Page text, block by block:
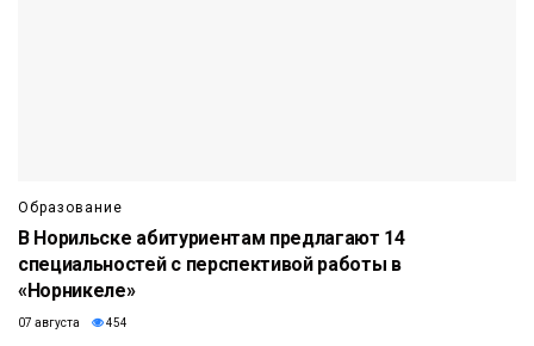
Образование
В Норильске абитуриентам предлагают 14
специальностей с перспективой работы в
«Норникеле»
07 августа 454